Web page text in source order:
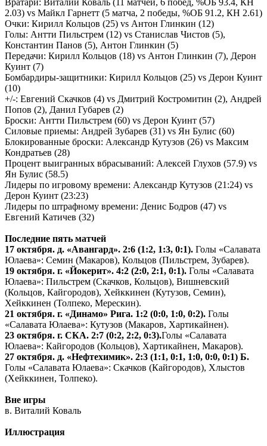
2.03) vs Майкл Гарнетт (5 матча, 2 победы, %ОБ 91.2, КН 2.61)
Очки: Кирилл Кольцов (25) vs Антон Глинкин (12)
Голы: Антти Пильстрем (12) vs Станислав Чистов (5),
Константин Панов (5), Антон Глинкин (5)
Передачи: Кирилл Кольцов (18) vs Антон Глинкин (7), Дерон
Куинт (7)
Бомбардиры-защитники: Кирилл Кольцов (25) vs Дерон Куинт
(10)
+/-: Евгений Скачков (4) vs Дмитрий Костромитин (2), Андрей
Попов (2), Данил Губарев (2)
Броски: Антти Пильстрем (60) vs Дерон Куинт (57)
Силовые приемы: Андрей Зубарев (31) vs Ян Булис (60)
Блокированные броски: Александр Кутузов (26) vs Максим
Кондратьев (28)
Процент выигранных вбрасываний: Алексей Глухов (57.9) vs
Ян Булис (58.5)
Лидеры по игровому времени: Александр Кутузов (21:24) vs
Дерон Куинт (23:23)
Лидеры по штрафному времени: Денис Бодров (47) vs
Евгений Катичев (32)
Последние пять матчей
17 октября. д. «Авангард». 2:6 (1:2, 1:3, 0:1). Голы «Салавата
Юлаева»: Семин (Макаров), Кольцов (Пильстрем, Зубарев).
19 октября. г. «Йокерит». 4:2 (2:0, 2:1, 0:1). Голы «Салавата
Юлаева»: Пильстрем (Скачков, Кольцов), Вишневский
(Кольцов, Кайгородов), Хейккинен (Кутузов, Семин),
Хейккинен (Толпеко, Мерескин).
21 октября. г. «Динамо» Рига. 1:2 (0:0, 1:0, 0:2). Голы
«Салавата Юлаева»: Кутузов (Макаров, Хартикайнен).
23 октября. г. СКА. 2:7 (0:2, 2:2, 0:3).Голы «Салавата
Юлаева»: Кайгородов (Кольцов), Хартикайнен, Макаров).
27 октября. д. «Нефтехимик». 2:3 (1:1, 0:1, 1:0, 0:0, 0:1) Б.
Голы «Салавата Юлаева»: Скачков (Кайгородов), Хлыстов
(Хейккинен, Толпеко).
Вне игры
в. Виталий Коваль
Иллюстрация